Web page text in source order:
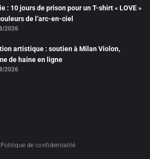
: 10 jours de prison pour un T-shirt « LOVE »
de l’arc-en-ciel
2026
artistique : soutien à Milan Violon,
de haine en ligne
2026
Politique de confidentialité